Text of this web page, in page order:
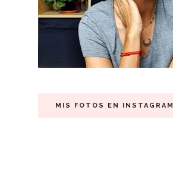
MIS FOTOS EN INSTAGRAM